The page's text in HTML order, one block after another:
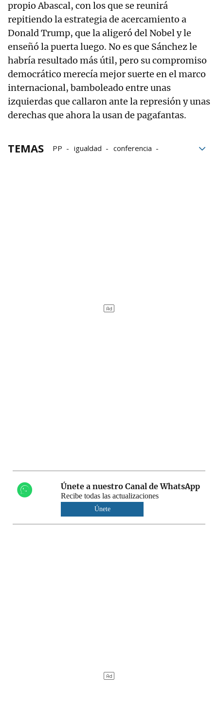
propio Abascal, con los que se reunirá
repitiendo la estrategia de acercamiento a
Donald Trump, que la aligeró del Nobel y le
enseñó la puerta luego. No es que Sánchez le
habría resultado más útil, pero su compromiso
democrático merecía mejor suerte en el marco
internacional, bamboleado entre unas
izquierdas que callaron ante la represión y unas
derechas que ahora la usan de pagafantas.
TEMAS PP igualdad
conferencia
Únete a nuestro Canal de WhatsApp
Recibe todas las actualizaciones
Únete